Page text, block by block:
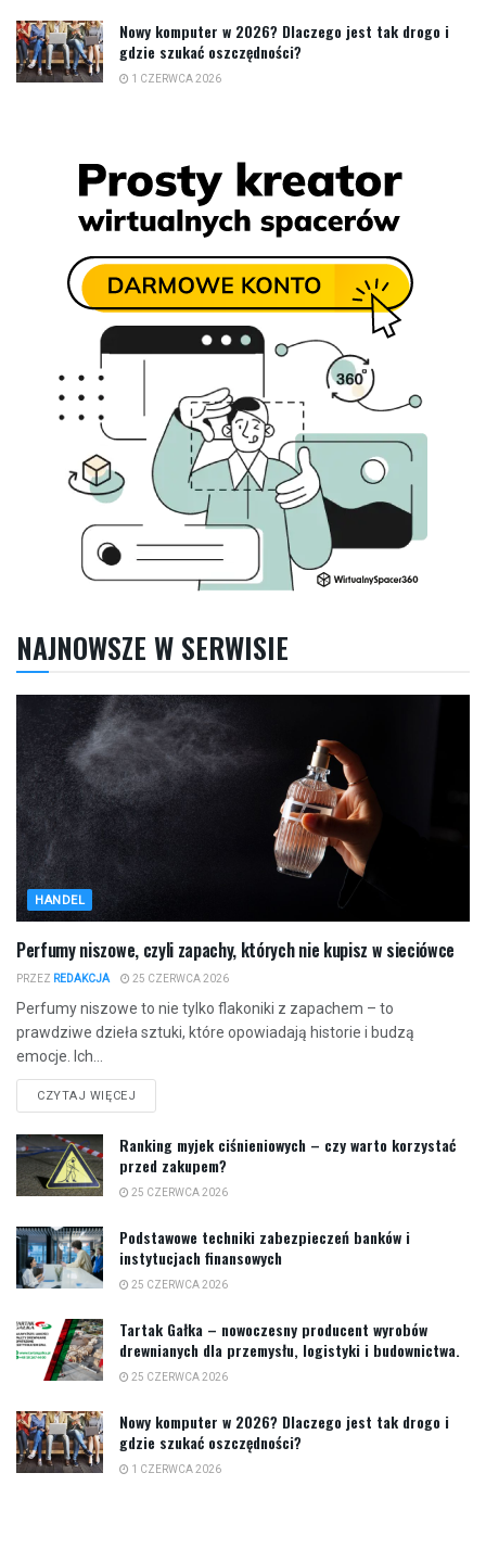
Nowy komputer w 2026? Dlaczego jest tak drogo i
gdzie szukać oszczędności?
1 CZERWCA 2026
NAJNOWSZE W SERWISIE
HANDEL
Perfumy niszowe, czyli zapachy, których nie kupisz w sieciówce
PRZEZ REDAKCJA 25 CZERWCA 2026
Perfumy niszowe to nie tylko flakoniki z zapachem – to
prawdziwe dzieła sztuki, które opowiadają historie i budzą
emocje. Ich...
CZYTAJ WIĘCEJ
Ranking myjek ciśnieniowych – czy warto korzystać
przed zakupem?
25 CZERWCA 2026
Podstawowe techniki zabezpieczeń banków i
instytucjach finansowych
25 CZERWCA 2026
Tartak Gałka – nowoczesny producent wyrobów
drewnianych dla przemysłu, logistyki i budownictwa.
25 CZERWCA 2026
Nowy komputer w 2026? Dlaczego jest tak drogo i
gdzie szukać oszczędności?
1 CZERWCA 2026